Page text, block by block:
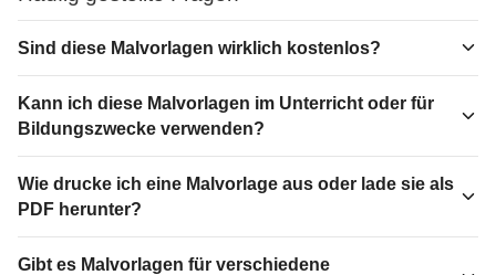
Sind diese Malvorlagen wirklich kostenlos?
Kann ich diese Malvorlagen im Unterricht oder für
Bildungszwecke verwenden?
Wie drucke ich eine Malvorlage aus oder lade sie als
PDF herunter?
Gibt es Malvorlagen für verschiedene